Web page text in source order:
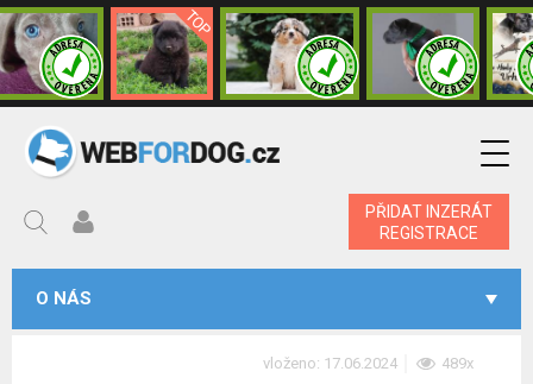
PŘIDAT INZERÁT
REGISTRACE
O NÁS
vloženo: 17.06.2024 489x